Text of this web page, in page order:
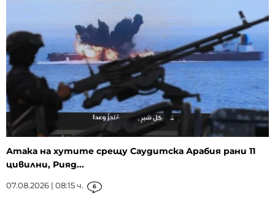
Атака на хутите срещу Саудитска Арабия рани 11
цивилни, Рияд...
07.08.2026 | 08:15 ч. 6